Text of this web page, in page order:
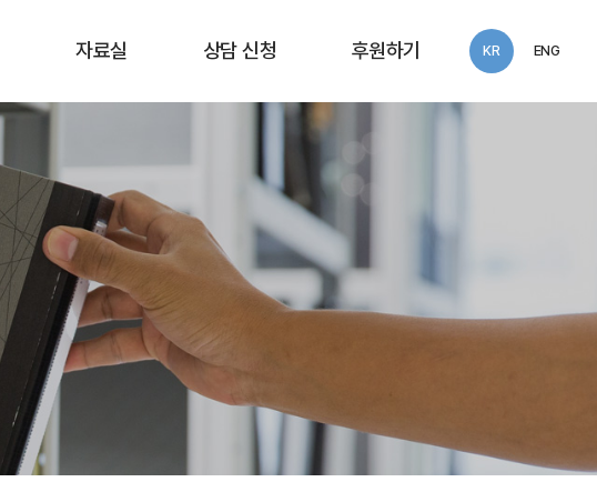
자료실
화우공익세미나
학술연구
기타 자료
상담 신청
상담 신청
후원하기 KR ENG